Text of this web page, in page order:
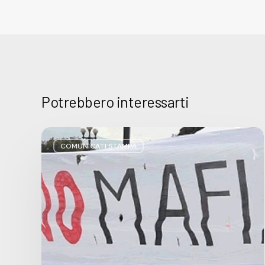
Potrebbero interessarti
COMUNICATI STAMPA
Basta
bugie,
Regione
Lombardia
pratica
l’antimafia
solo
a
parole